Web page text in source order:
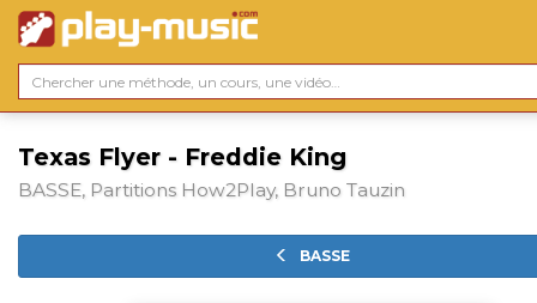
Texas Flyer - Freddie King
BASSE, Partitions How2Play, Bruno Tauzin
BASSE